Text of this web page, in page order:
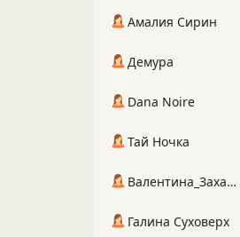
Амалия Сирин
Демура
Dana Noire
Тай Ночка
Валентина_Захарова
Галина Суховерх